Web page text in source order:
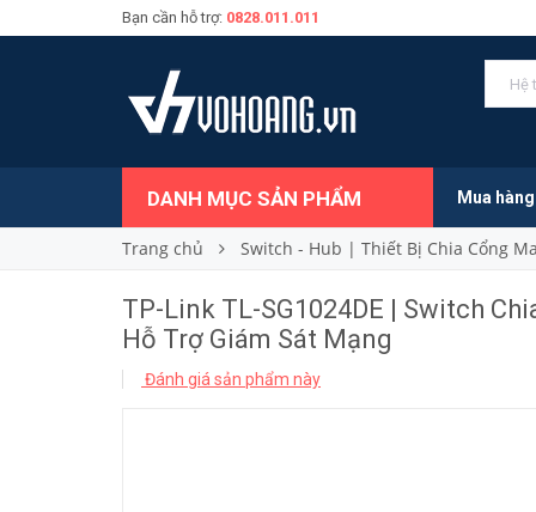
Bạn cần hỗ trợ: 0828.011.011
DANH MỤC SẢN PHẨM Mua
Trang chủ Switch - Hub | Thiết Bị Chia Cổng
TP-Link TL-SG1024DE | Switch
Hỗ Trợ Giám Sát Mạng
Đánh giá sản phẩm này